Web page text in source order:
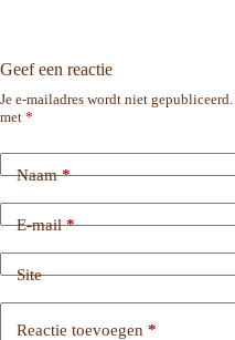
Geef een reactie
Je e-mailadres wordt niet gepubliceerd.
met *
Naam*
E-mail*
Site
Reactie toevoegen *